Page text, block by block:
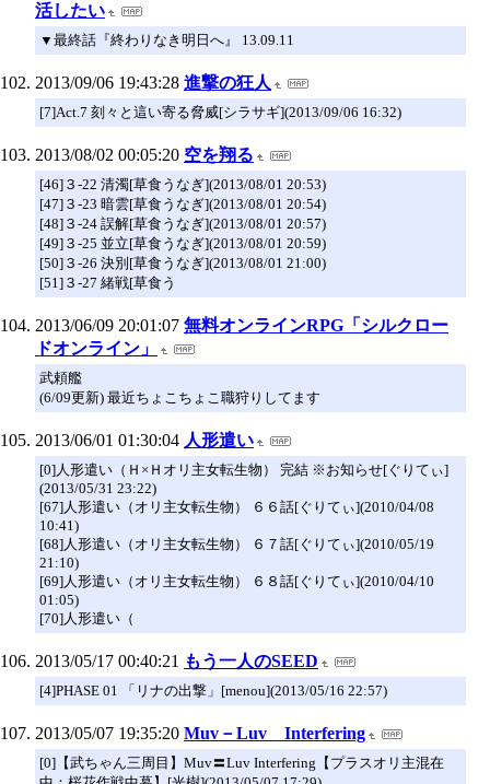
活したい
▼最終話『終わりなき明日へ』 13.09.11
2013/09/06 19:43:28 進撃の狂人
[7]Act.7 刻々と這い寄る脅威[シラサギ](2013/09/06 16:32)
2013/08/02 00:05:20 空を翔る
[46]３-22 清濁[草食うなぎ](2013/08/01 20:53)
[47]３-23 暗雲[草食うなぎ](2013/08/01 20:54)
[48]３-24 誤解[草食うなぎ](2013/08/01 20:57)
[49]３-25 並立[草食うなぎ](2013/08/01 20:59)
[50]３-26 決別[草食うなぎ](2013/08/01 21:00)
[51]３-27 緒戦[草食う
2013/06/09 20:01:07 無料オンラインRPG「シルクロー
ドオンライン」
武頼艦
(6/09更新) 最近ちょこちょこ職狩りしてます
2013/06/01 01:30:04 人形遣い
[0]人形遣い（Ｈ×Ｈオリ主女転生物） 完結 ※お知らせ[ぐりてぃ]
(2013/05/31 23:22)
[67]人形遣い（オリ主女転生物） ６６話[ぐりてぃ](2010/04/08
10:41)
[68]人形遣い（オリ主女転生物） ６７話[ぐりてぃ](2010/05/19
21:10)
[69]人形遣い（オリ主女転生物） ６８話[ぐりてぃ](2010/04/10
01:05)
[70]人形遣い（
2013/05/17 00:40:21 もう一人のSEED
[4]PHASE 01 「リナの出撃」[menou](2013/05/16 22:57)
2013/05/07 19:35:20 Muv－Luv Interfering
[0]【武ちゃん三周目】Muv〓Luv Interfering【プラスオリ主混在